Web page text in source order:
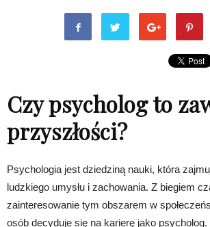
Czy psycholog to
przyszłości?
Psychologia jest dziedziną nauki, która
ludzkiego umysłu i zachowania. Z biegiem
zainteresowanie tym obszarem w
osób decyduje się na karierę jako